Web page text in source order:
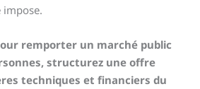
remporter un marché public
structurez une offre
techniques et financiers du